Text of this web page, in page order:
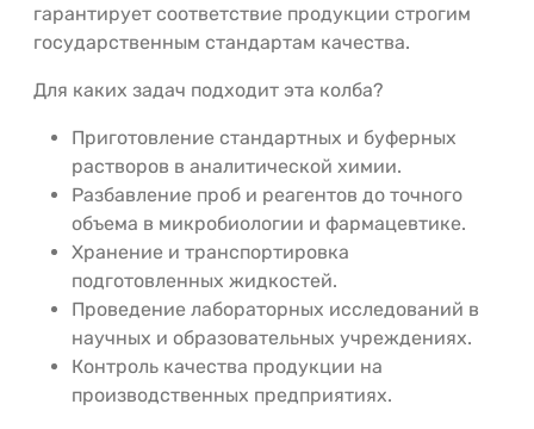
гарантирует соответствие продукции строгим
государственным стандартам качества.
Для каких задач подходит эта колба?
Приготовление стандартных и буферных
растворов в аналитической химии.
Разбавление проб и реагентов до точного
объема в микробиологии и фармацевтике.
Хранение и транспортировка
подготовленных жидкостей.
Проведение лабораторных исследований в
научных и образовательных учреждениях.
Контроль качества продукции на
производственных предприятиях.